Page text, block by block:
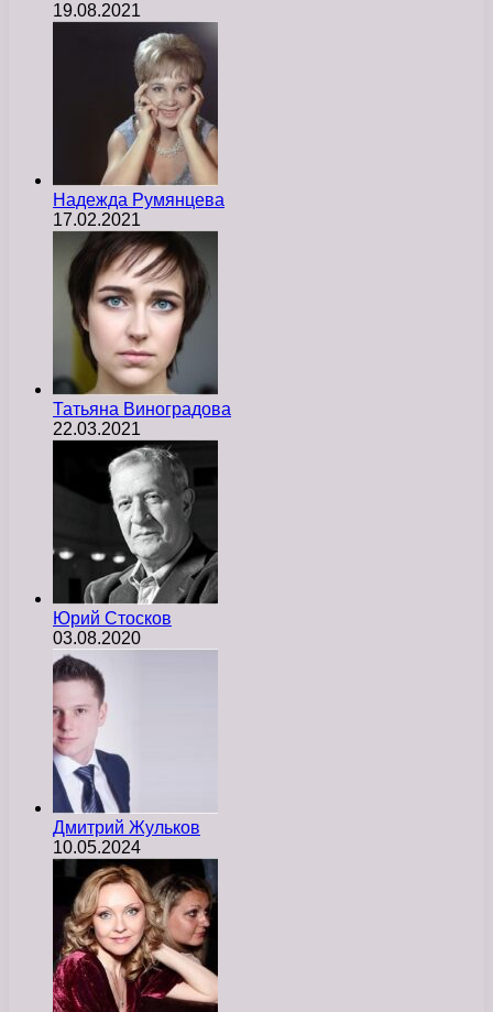
19.08.2021
Надежда Румянцева
17.02.2021
Татьяна Виноградова
22.03.2021
Юрий Стосков
03.08.2020
Дмитрий Жульков
10.05.2024